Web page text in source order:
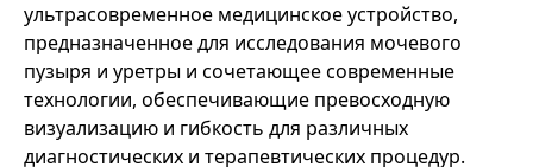
ультрасовременное медицинское устройство,
предназначенное для исследования мочевого
пузыря и уретры и сочетающее современные
технологии, обеспечивающие превосходную
визуализацию и гибкость для различных
диагностических и терапевтических процедур.